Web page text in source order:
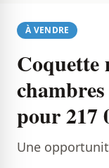
À VENDRE
Coquette
pour 217
Une